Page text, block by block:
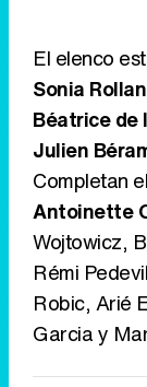
El elenco
Sonia
Béatrice de
Julien
Completan
Antoinette
Wojtowicz,
Rémi
Robic, Arié
Garcia y